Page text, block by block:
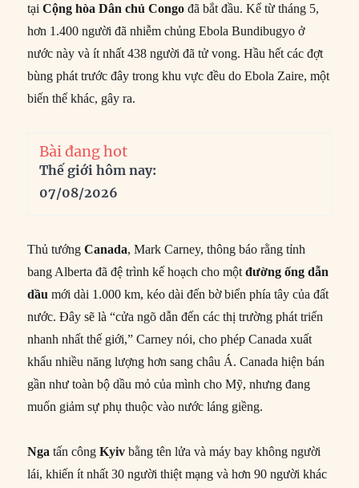
tạiCộng hòa Dân chủ Congo đã bắt đầu. Kể từ tháng 5,
hơn 1.400 người đã nhiễm chủng Ebola Bundibugyo ở
nước này và ít nhất 438 người đã tử vong. Hầu hết các đợt
bùng phát trước đây trong khu vực đều do Ebola Zaire, một
biến thể khác, gây ra.
Bài đang hot
Thế giới hôm nay:
07/08/2026
Thủ tướngCanada, Mark Carney, thông báo rằng tỉnh
bang Alberta đã đệ trình kế hoạch cho mộtđường ống dẫn
dầu mới dài 1.000 km, kéo dài đến bờ biển phía tây của đất
nước. Đây sẽ là “cửa ngõ dẫn đến các thị trường phát triển
nhanh nhất thế giới,” Carney nói, cho phép Canada xuất
khẩu nhiều năng lượng hơn sang châu Á. Canada hiện bán
gần như toàn bộ dầu mỏ của mình cho Mỹ, nhưng đang
muốn giảm sự phụ thuộc vào nước láng giềng.
Nga tấn côngKyiv bằng tên lửa và máy bay không người
lái, khiến ít nhất 30 người thiệt mạng và hơn 90 người khác